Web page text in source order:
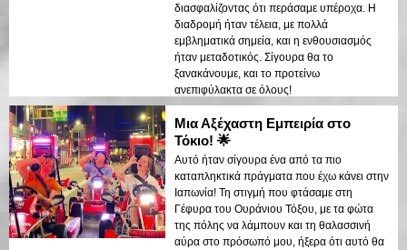
διασφαλίζοντας ότι περάσαμε υπέροχα. Η
διαδρομή ήταν τέλεια, με πολλά
εμβληματικά σημεία, και η ενθουσιασμός
ήταν μεταδοτικός. Σίγουρα θα το
ξανακάνουμε, και το προτείνω
ανεπιφύλακτα σε όλους!
Μια Αξέχαστη Εμπειρία στο
Τόκιο! 🌟
Αυτό ήταν σίγουρα ένα από τα πιο
καταπληκτικά πράγματα που έχω κάνει στην
Ιαπωνία! Τη στιγμή που φτάσαμε στη
Γέφυρα του Ουράνιου Τόξου, με τα φώτα
της πόλης να λάμπουν και τη θαλασσινή
αύρα στο πρόσωπό μου, ήξερα ότι αυτό θα